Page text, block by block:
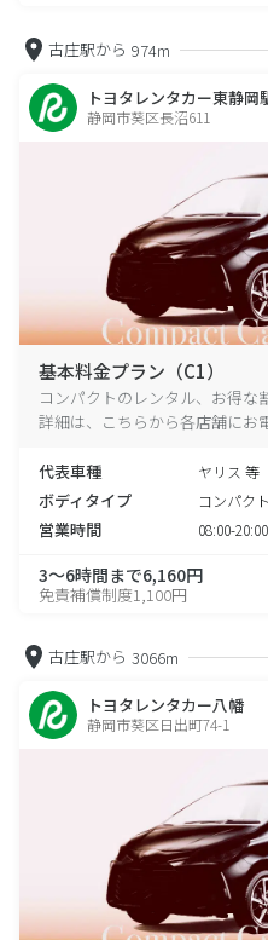
古庄駅から 974m
トヨタレンタカー東静岡
静岡市葵区長沼611
基本料金プラン（C1）
コンパクトのレンタル、お得な
詳細は、こちらから各店舗にお
代表車種 ヤリス 等
ボディタイプ コンパクト
営業時間 08:00-20:00
3～6時間まで6,160円
免責補償制度1,100円
古庄駅から 3066m
トヨタレンタカー八幡
静岡市葵区日出町74-1